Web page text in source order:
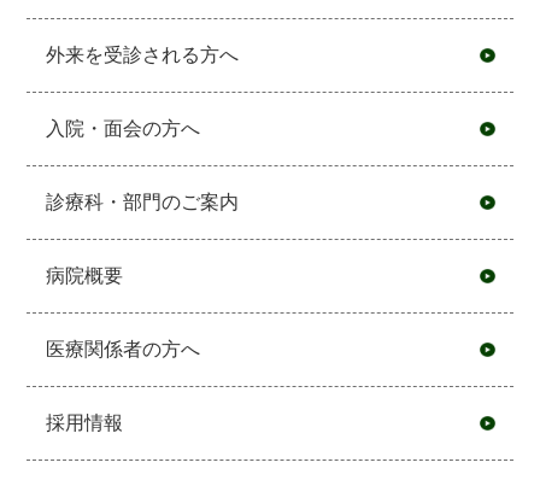
外来を受診される方へ
入院・面会の方へ
診療科・部門のご案内
病院概要
医療関係者の方へ
採用情報